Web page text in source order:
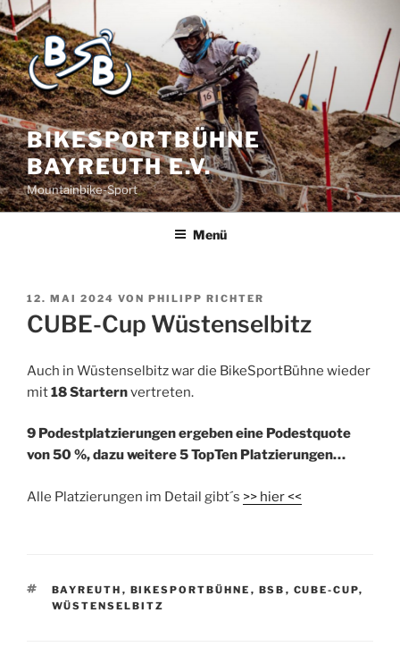
BIKESPORTBÜHNE
BAYREUTH E.V.
Mountainbike-Sport
Menü
12. MAI 2024 VON PHILIPP RICHTER
CUBE-Cup Wüstenselbitz
Auch in Wüstenselbitz war die BikeSportBühne wieder
mit18 Starternvertreten.
9 Podestplatzierungen ergeben eine Podestquote
von 50 %, dazu weitere 5 TopTen Platzierungen…
Alle Platzierungen im Detail gibt´s >> hier <<
BAYREUTH , BIKESPORTBÜHNE , BSB , CUBE-CUP,
WÜSTENSELBITZ